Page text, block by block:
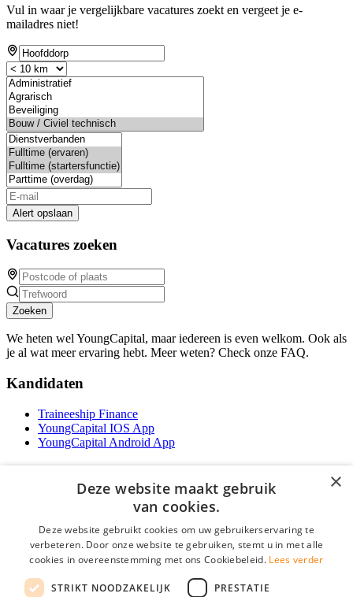
Vul in waar je vergelijkbare vacatures zoekt en vergeet je e-
mailadres niet!
Alert opslaan
Vacatures zoeken
Zoeken
We heten wel YoungCapital, maar iedereen is even welkom. Ook als
je al wat meer ervaring hebt. Meer weten? Check onze FAQ.
Kandidaten
Traineeship Finance
YoungCapital IOS App
YoungCapital Android App
Contractvormen
Brochure aanvragen
Vacature aanmelden
Partners
×
Deze website maakt gebruik
van cookies.
Deze website gebruikt cookies om uw gebruikerservaring te
verbeteren. Door onze website te gebruiken, stemt u in met alle
cookies in overeenstemming met ons Cookiebeleid. Lees verder
STRIKT NOODZAKELIJK PRESTATIE